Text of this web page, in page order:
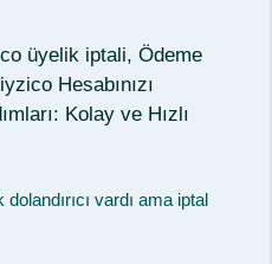
üyelik iptali, Ödeme
Hesabınızı
Kolay ve Hızlı
vardı ama iptal